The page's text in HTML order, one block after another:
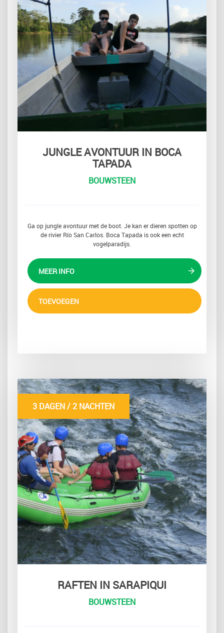
JUNGLE AVONTUUR IN BOCA
TAPADA
BOUWSTEEN
Ga op jungle avontuur met de boot. Je kan er dieren spotten op
de rivier Río San Carlos. Boca Tapada is ook een echt
vogelparadijs.
MEER INFO
TOEVOEGEN
3 DAGEN / 2 NACHTEN
RAFTEN IN SARAPIQUI
BOUWSTEEN